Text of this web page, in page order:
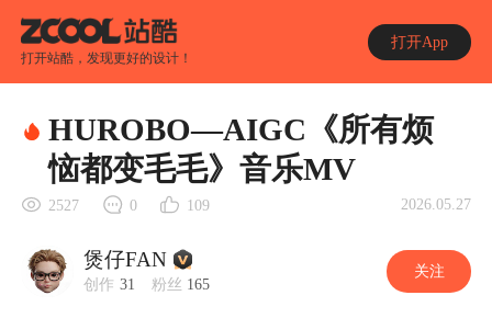
打开站酷，发现更好的设计！
打开App
HUROBO—AIGC《所有烦
恼都变毛毛》音乐MV
2527 0 109 2026.05.27
煲仔FAN
创作 31 粉丝 165
关注